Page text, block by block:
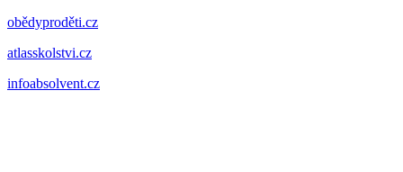
obědyproděti.cz
atlasskolstvi.cz
infoabsolvent.cz